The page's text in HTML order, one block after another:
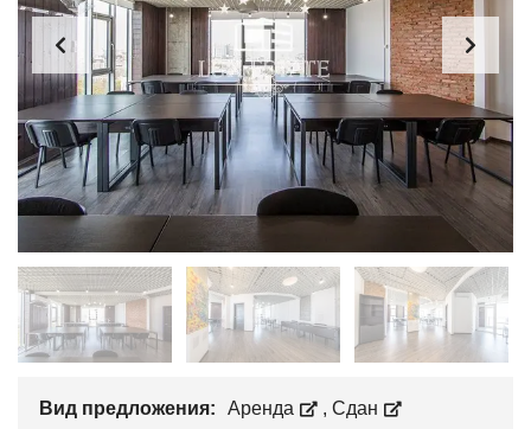
Вид предложения: Аренда , Сдан